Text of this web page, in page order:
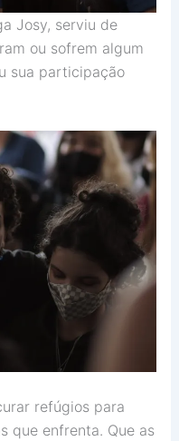
Josy, serviu de
ou sofrem algum
sua participação
refúgios para
que enfrenta. Que as